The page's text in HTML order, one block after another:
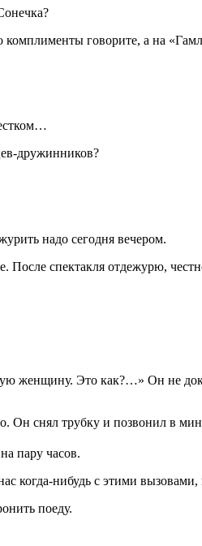
говорите, а на
дружинников?
надо сегодня вечером.
После спектакля отдежурю,
женщину. Это как?…» Он не
Он снял трубку и позвонил в
пару часов.
когда-нибудь с этими
поеду.